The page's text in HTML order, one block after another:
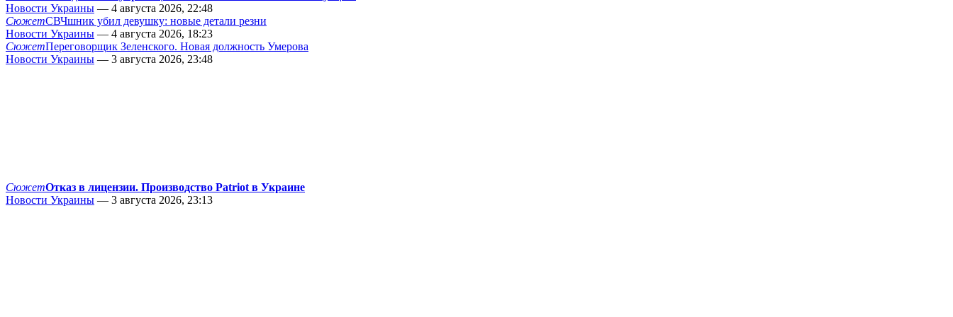
Новости Украины — 4 августа 2026, 22:48
СюжетСВЧшник убил девушку: новые детали резни
Новости Украины — 4 августа 2026, 18:23
СюжетПереговорщик Зеленского. Новая должность Умерова
Новости Украины — 3 августа 2026, 23:48
СюжетОтказ в лицензии. Производство Patriot в Украине
Новости Украины — 3 августа 2026, 23:13